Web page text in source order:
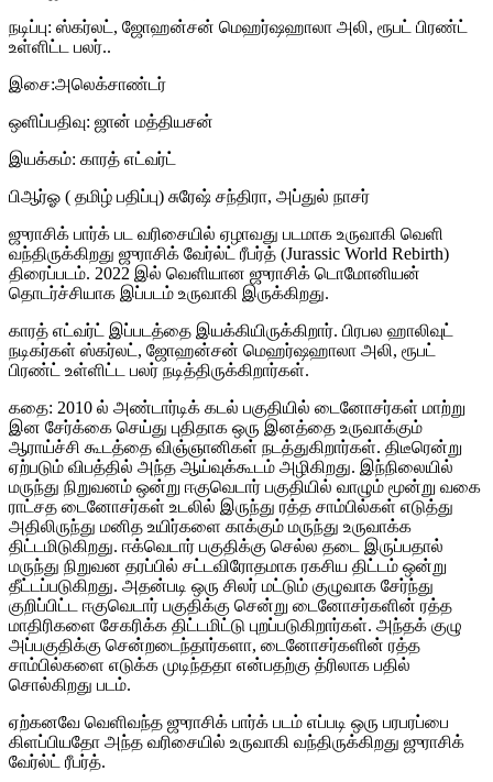
நடிப்பு: ஸ்கர்லட், ஜோஹன்சன் மெஹர்ஷஹாலா அலி, ரூபட் பிரண்ட்
உள்ளிட்ட பலர்..
இசை:அலெக்சாண்டர்
ஒளிப்பதிவு: ஜான் மத்தியசன்
இயக்கம்: காரத் எட்வர்ட்
பிஆர்ஓ ( தமிழ் பதிப்பு) சுரேஷ் சந்திரா, அப்துல் நாசர்
ஜுராசிக் பார்க் பட வரிசையில் ஏழாவது படமாக உருவாகி வெளி
வந்திருக்கிறது ஜுராசிக் வேர்ல்ட் ரீபர்த் (Jurassic World Rebirth)
திரைப்படம். 2022 இல் வெளியான ஜுராசிக் டொமோனியன்
தொடர்ச்சியாக இப்படம் உருவாகி இருக்கிறது.
காரத் எட்வர்ட் இப்படத்தை இயக்கியிருக்கிறார். பிரபல ஹாலிவுட்
நடிகர்கள் ஸ்கர்லட், ஜோஹன்சன் மெஹர்ஷஹாலா அலி, ரூபட்
பிரண்ட் உள்ளிட்ட பலர் நடித்திருக்கிறார்கள்.
கதை: 2010 ல் அண்டார்டிக் கடல் பகுதியில் டைனோசர்கள் மாற்று
இன சேர்க்கை செய்து புதிதாக ஒரு இனத்தை உருவாக்கும்
ஆராய்ச்சி கூடத்தை விஞ்ஞானிகள் நடத்துகிறார்கள். திடீரென்று
ஏற்படும் விபத்தில் அந்த ஆய்வுக்கூடம் அழிகிறது. இந்நிலையில்
மருந்து நிறுவனம் ஒன்று ஈகுவெடார் பகுதியில் வாழும் மூன்று வகை
ராட்சத டைனோசர்கள் உடலில் இருந்து ரத்த சாம்பில்கள் எடுத்து
அதிலிருந்து மனித உயிர்களை காக்கும் மருந்து உருவாக்க
திட்டமிடுகிறது. ஈக்வெடார் பகுதிக்கு செல்ல தடை இருப்பதால்
மருந்து நிறுவன தரப்பில் சட்டவிரோதமாக ரகசிய திட்டம் ஒன்று
தீட்டப்படுகிறது. அதன்படி ஒரு சிலர் மட்டும் குழுவாக சேர்ந்து
குறிப்பிட்ட ஈகுவெடார் பகுதிக்கு சென்று டைனோசர்களின் ரத்த
மாதிரிகளை சேகரிக்க திட்டமிட்டு புறப்படுகிறார்கள். அந்தக் குழு
அப்பகுதிக்கு சென்றடைந்தார்களா, டைனோசர்களின் ரத்த
சாம்பில்களை எடுக்க முடிந்ததா என்பதற்கு த்ரிலாக பதில்
சொல்கிறது படம்.
ஏற்கனவே வெளிவந்த ஜுராசிக் பார்க் படம் எப்படி ஒரு பரபரப்பை
கிளப்பியதோ அந்த வரிசையில் உருவாகி வந்திருக்கிறது ஜுராசிக்
வேர்ல்ட் ரீபர்த்.